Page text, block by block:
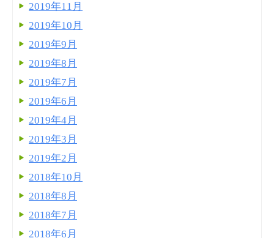
2019年11月
2019年10月
2019年9月
2019年8月
2019年7月
2019年6月
2019年4月
2019年3月
2019年2月
2018年10月
2018年8月
2018年7月
2018年6月